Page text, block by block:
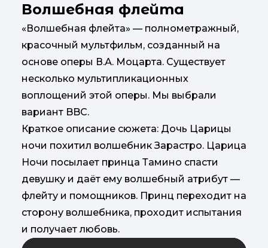
Волшебная флейта
«Волшебная флейта» — полнометражный,
красочный мультфильм, созданный на
основе оперы В.А. Моцарта. Существует
несколько мультипликационных
воплощений этой оперы. Мы выбрали
вариант BBC.
Краткое описание сюжета: Дочь Царицы
ночи похитил волшебник Зарастро. Царица
Ночи посылает принца Тамино спасти
девушку и даёт ему волшебный атрибут —
флейту и помощников. Принц переходит на
сторону волшебника, проходит испытания
и получает любовь.